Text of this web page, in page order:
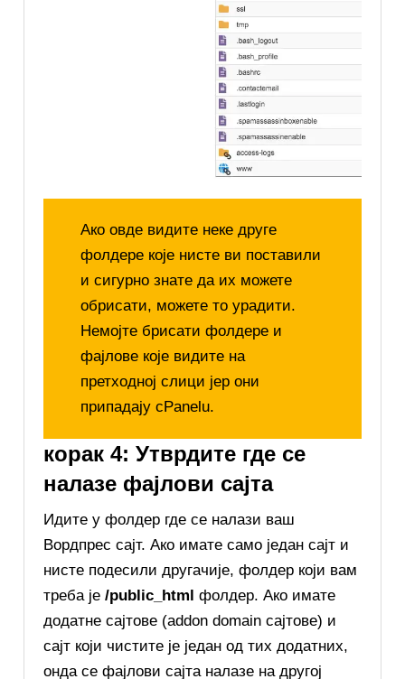
Ако овде видите неке друге
фолдере које нисте ви поставили
и сигурно знате да их можете
обрисати, можете то урадити.
Немојте брисати фолдере и
фајлове које видите на
претходној слици јер они
припадају cPanelu.
корак 4: Утврдите где се
налазе фајлови сајта
Идите у фолдер где се налази ваш
Вордпрес сајт. Ако имате само један сајт и
нисте подесили другачије, фолдер који вам
треба је/public_html фолдер. Ако имате
додатне сајтове (addon domain сајтове) и
сајт који чистите је један од тих додатних,
онда се фајлови сајта налазе на другој